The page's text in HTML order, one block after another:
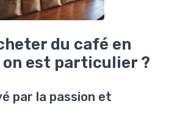
du café en
on est particulier ?
par la passion et